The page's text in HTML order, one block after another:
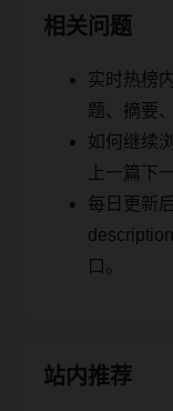
相关问题
实时热榜
题、摘要
如何继续
上一篇下
每日更新
口。
站内推荐